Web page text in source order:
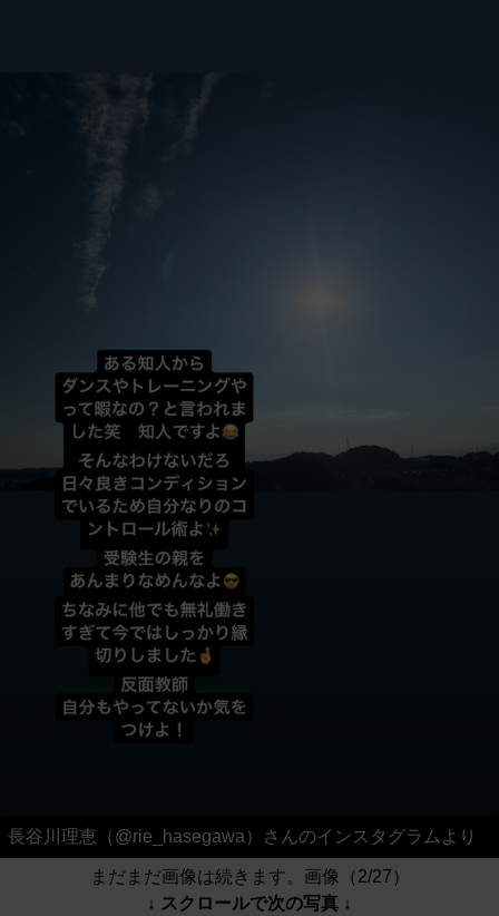
長谷川理恵（@rie_hasegawa）さんのインスタグラムより
まだまだ画像は続きます。画像（2/27）
↓ スクロールで次の写真 ↓